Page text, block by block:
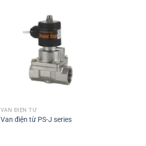
VAN ĐIỆN TỪ
Van điện từ PS-J series